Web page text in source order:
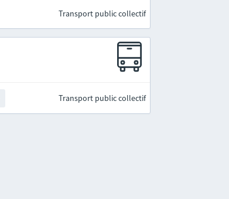
Transport public collectif
Transport public collectif